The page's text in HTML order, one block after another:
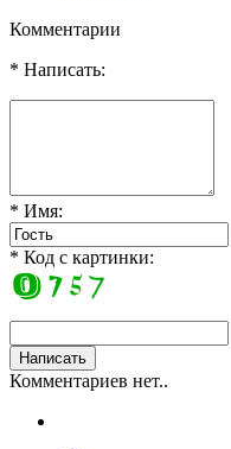
Комментарии
* Написать:
* Имя:
* Код с картинки:
Комментариев нет..